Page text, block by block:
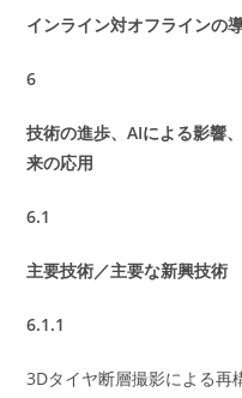
インライン対オフラインの
6
技術の進歩、AIによる影響
来の応用
6.1
主要技術／主要な新興技術
6.1.1
3Dタイヤ断層撮影による再